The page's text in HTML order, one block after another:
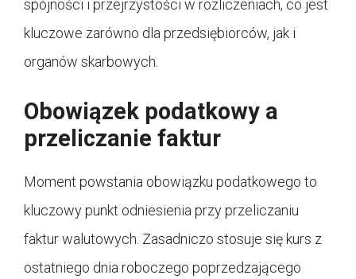
spójności i przejrzystości w rozliczeniach, co jest
kluczowe zarówno dla przedsiębiorców, jak i
organów skarbowych.
Obowiązek podatkowy a
przeliczanie faktur
Moment powstania obowiązku podatkowego to
kluczowy punkt odniesienia przy przeliczaniu
faktur walutowych. Zasadniczo stosuje się kurs z
ostatniego dnia roboczego poprzedzającego